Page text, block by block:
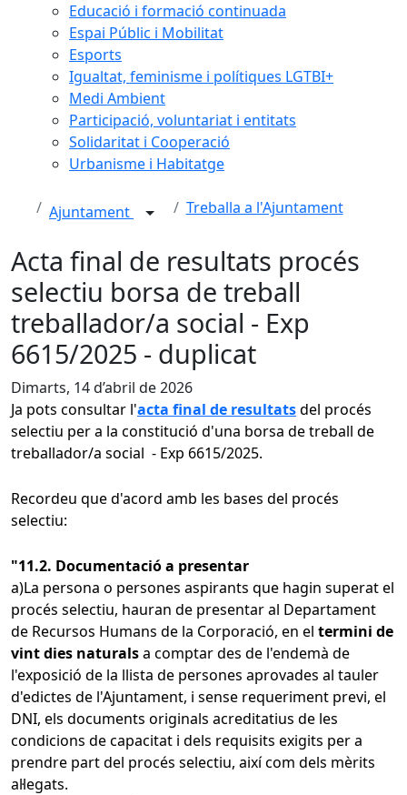
Educació i formació continuada
Espai Públic i Mobilitat
Esports
Igualtat, feminisme i polítiques LGTBI+
Medi Ambient
Participació, voluntariat i entitats
Solidaritat i Cooperació
Urbanisme i Habitatge
Ajuntament Treballa a l'Ajuntament
Acta final de resultats procés
selectiu borsa de treball
treballador/a social - Exp
6615/2025 - duplicat
Dimarts, 14 d’abril de 2026
Ja pots consultar l'acta final de resultatsdel procés
selectiu per a la constitució d'una borsa de treball de
treballador/a social - Exp 6615/2025.
Recordeu que d'acord amb les bases del procés
selectiu:
"11.2. Documentació a presentar
a)La persona o persones aspirants que hagin superat el
procés selectiu, hauran de presentar al Departament
de Recursos Humans de la Corporació, en el termini de
vint dies naturalsa comptar des de l'endemà de
l'exposició de la llista de persones aprovades al tauler
d'edictes de l'Ajuntament, i sense requeriment previ, el
DNI, els documents originals acreditatius de les
condicions de capacitat i dels requisits exigits per a
prendre part del procés selectiu, així com dels mèrits
al·legats.